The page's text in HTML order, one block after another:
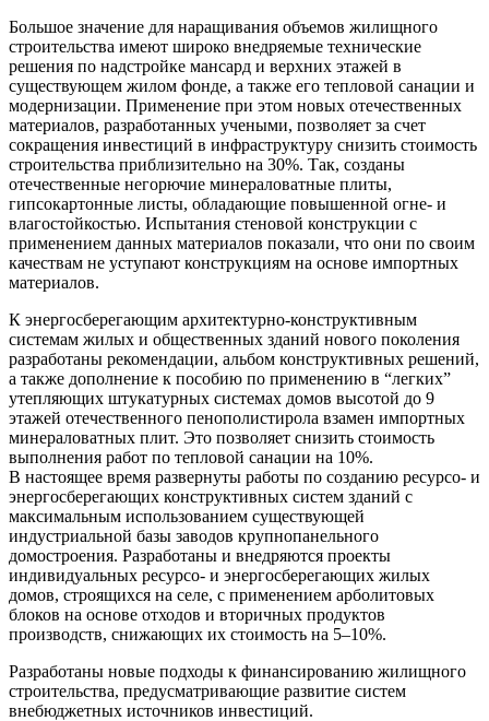
Большое значение для наращивания объемов жилищного
строительства имеют широко внедряемые технические
решения по надстройке мансард и верхних этажей в
существующем жилом фонде, а также его тепловой санации и
модернизации. Применение при этом новых отечественных
материалов, разработанных учеными, позволяет за счет
сокращения инвестиций в инфраструктуру снизить стоимость
строительства приблизительно на 30%. Так, созданы
отечественные негорючие минераловатные плиты,
гипсокартонные листы, обладающие повышенной огне- и
влагостойкостью. Испытания стеновой конструкции с
применением данных материалов показали, что они по своим
качествам не уступают конструкциям на основе импортных
материалов.
К энергосберегающим архитектурно-конструктивным
системам жилых и общественных зданий нового поколения
разработаны рекомендации, альбом конструктивных решений,
а также дополнение к пособию по применению в “легких”
утепляющих штукатурных системах домов высотой до 9
этажей отечественного пенополистирола взамен импортных
минераловатных плит. Это позволяет снизить стоимость
выполнения работ по тепловой санации на 10%.
В настоящее время развернуты работы по созданию ресурсо- и
энергосберегающих конструктивных систем зданий с
максимальным использованием существующей
индустриальной базы заводов крупнопанельного
домостроения. Разработаны и внедряются проекты
индивидуальных ресурсо- и энергосберегающих жилых
домов, строящихся на селе, с применением арболитовых
блоков на основе отходов и вторичных продуктов
производств, снижающих их стоимость на 5–10%.
Разработаны новые подходы к финансированию жилищного
строительства, предусматривающие развитие систем
внебюджетных источников инвестиций.